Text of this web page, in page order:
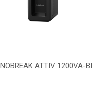
NOBREAK ATTIV 1200VA-BI